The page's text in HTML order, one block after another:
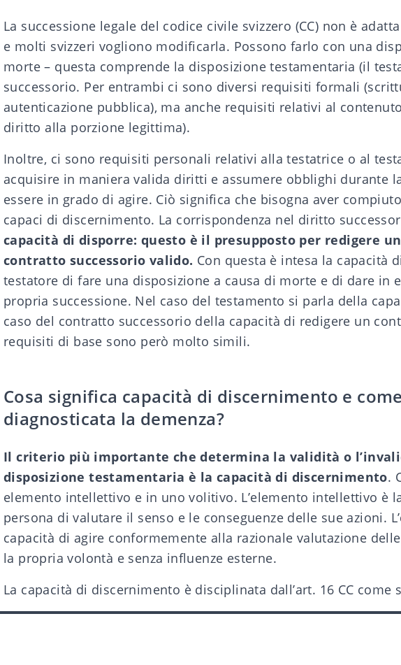
La successione legale del codice civile svizzero (CC) non è
e molti svizzeri vogliono modificarla. Possono farlo con una
morte – questa comprende la disposizione testamentaria (il
successorio. Per entrambi ci sono diversi requisiti formali (
autenticazione pubblica), ma anche requisiti relativi al
diritto alla porzione legittima).
Inoltre, ci sono requisiti personali relativi alla testatrice o al
acquisire in maniera valida diritti e assumere obblighi durante
essere in grado di agire. Ciò significa che bisogna aver
capaci di discernimento. La corrispondenza nel diritto
capacità di disporre: questo è il presupposto per redigere
contratto successorio valido. Con questa è intesa la capacità
testatore di fare una disposizione a causa di morte e di dare in
propria successione. Nel caso del testamento si parla della
caso del contratto successorio della capacità di redigere un
requisiti di base sono però molto simili.
Cosa significa capacità di discernimento e
diagnosticata la demenza?
Il criterio più importante che determina la validità o
disposizione testamentaria è la capacità di discernimento.
elemento intellettivo e in uno volitivo. L’elemento intellettivo è
persona di valutare il senso e le conseguenze delle sue azioni.
capacità di agire conformemente alla razionale valutazione
la propria volontà e senza influenze esterne.
La capacità di discernimento è disciplinata dall’art. 16 CC come